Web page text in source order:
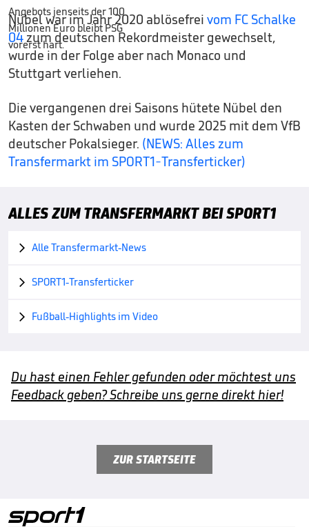
Nübel war im Jahr 2020 ablösefrei vom FC Schalke
04zum deutschen Rekordmeister gewechselt,
wurde in der Folge aber nach Monaco und
Stuttgart verliehen.
Die vergangenen drei Saisons hütete Nübel den
Kasten der Schwaben und wurde 2025 mit dem VfB
deutscher Pokalsieger. (NEWS: Alles zum
Transfermarkt im SPORT1-Transferticker)
ALLES ZUM TRANSFERMARKT BEI SPORT1
 Alle Transfermarkt-News
 SPORT1-Transferticker
 Fußball-Highlights im Video
Du hast einen Fehler gefunden oder möchtest uns
Feedback geben? Schreibe uns gerne direkt hier!
ZUR STARTSEITE